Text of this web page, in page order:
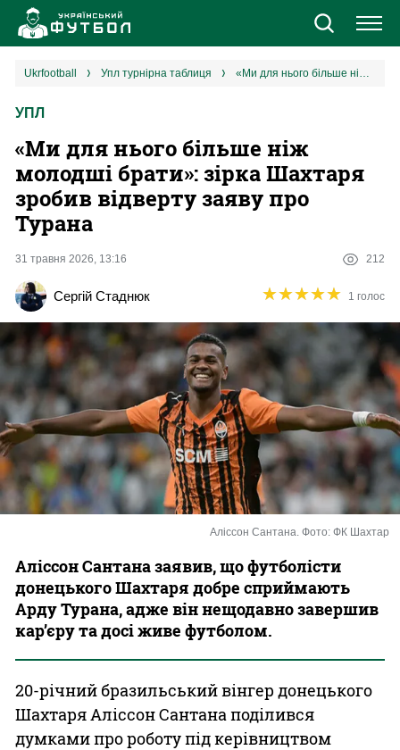
Новини
Єврокубки
УПЛ
Різне
Букмекери
Казино
ukrfootball упл турнірна таблиця «‎Ми для нього більше ніж молодші брати»: зірка Шахтаря зробив відверту заяву про Турана
УПЛ
«‎Ми для нього більше ніж
молодші брати»: зірка Шахтаря
зробив відверту заяву про
Турана
31 травня 2026, 13:16 212
Сергій Стаднюк ★★★★★
★★★★★ 1 голос
Аліссон Сантана. Фото: ФК Шахтар
Аліссон Сантана заявив, що футболісти
донецького Шахтаря добре сприймають
Арду Турана, адже він нещодавно завершив
кар’єру та досі живе футболом.
20-річний бразильський вінгер донецького
Шахтаря Аліссон Сантана поділився
думками про роботу під керівництвом